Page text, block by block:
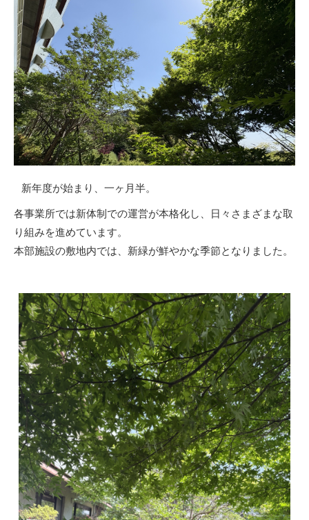
新年度が始まり、一ヶ月半。
各事業所では新体制での運営が本格化し、日々さまざまな取
り組みを進めています。
本部施設の敷地内では、新緑が鮮やかな季節となりました。